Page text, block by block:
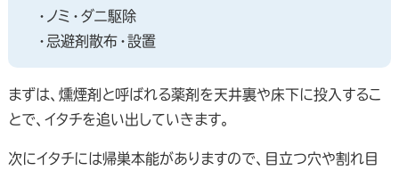
・ノミ・ダニ駆除
・忌避剤散布・設置
まずは、燻煙剤と呼ばれる薬剤を天井裏や床下に投入するこ
とで、イタチを追い出していきます。
次にイタチには帰巣本能がありますので、目立つ穴や割れ目